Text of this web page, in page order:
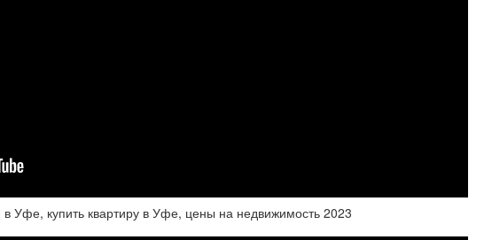
в Уфе, купить квартиру в Уфе, цены на недвижимость 2023